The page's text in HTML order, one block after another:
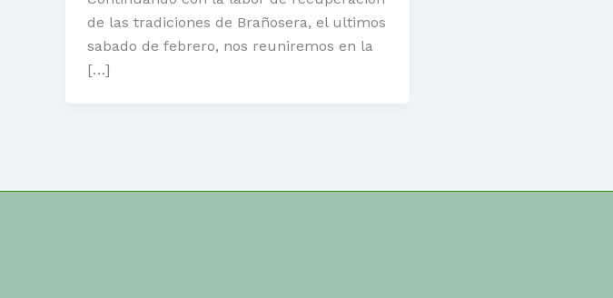
de las tradiciones de Brañosera, el ultimos
sabado de febrero, nos reuniremos en la
[…]